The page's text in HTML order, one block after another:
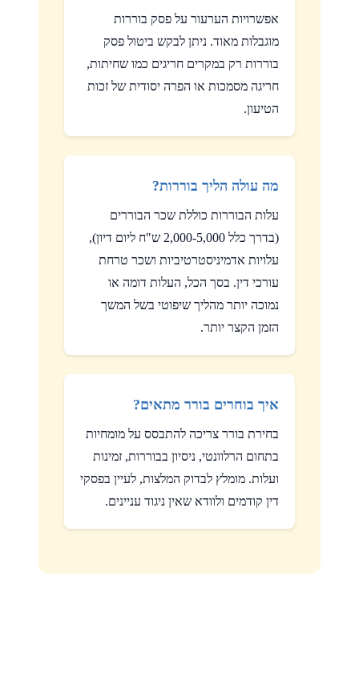
אפשרויות הערעור על פסק בוררות
מוגבלות מאוד. ניתן לבקש ביטול פסק
בוררות רק במקרים חריגים כמו שחיתות,
חריגה מסמכות או הפרה יסודית של זכות
הטיעון.
מה עולה הליך בוררות?
עלות הבוררות כוללת שכר הבוררים
(בדרך כלל 2,000-5,000 ש"ח ליום דיון),
עלויות אדמיניסטרטיביות ושכר טרחת
עורכי דין. בסך הכל, העלות דומה או
נמוכה יותר מהליך שיפוטי בשל המשך
הזמן הקצר יותר.
איך בוחרים בורר מתאים?
בחירת בורר צריכה להתבסס על מומחיות
בתחום הרלוונטי, ניסיון בבוררות, זמינות
ועלות. מומלץ לבדוק המלצות, לעיין בפסקי
דין קודמים ולוודא שאין ניגוד עניינים.